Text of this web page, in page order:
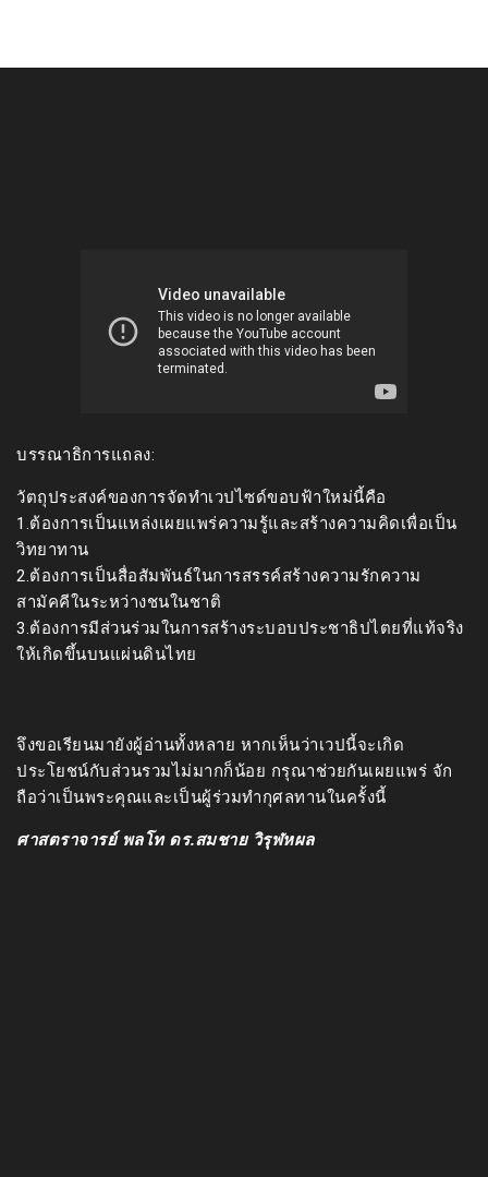
บรรณาธิการแถลง:
วัตถุประสงค์ของการจัดทำเวปไซด์ขอบฟ้าใหม่นี้คือ
1.ต้องการเป็นแหล่งเผยแพร่ความรู้และสร้างความคิดเพื่อเป็น
วิทยาทาน
2.ต้องการเป็นสื่อสัมพันธ์ในการสรรค์สร้างความรักความ
สามัคคีในระหว่างชนในชาติ
3.ต้องการมีส่วนร่วมในการสร้างระบอบประชาธิปไตยที่แท้จริง
ให้เกิดขึ้นบนแผ่นดินไทย
จึงขอเรียนมายังผู้อ่านทั้งหลาย หากเห็นว่าเวปนี้จะเกิด
ประโยชน์กับส่วนรวมไม่มากก็น้อย กรุณาช่วยกันเผยแพร่ จัก
ถือว่าเป็นพระคุณและเป็นผู้ร่วมทำกุศลทานในครั้งนี้
ศาสตราจารย์ พลโท ดร.สมชาย วิรุฬหผล